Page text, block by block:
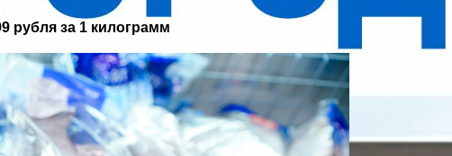
рубля за 1 килограмм